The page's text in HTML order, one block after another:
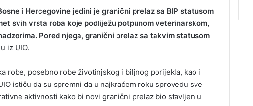
i Hercegovine jedini je granični prelaz sa BIP statusom
svih vrsta roba koje podliježu potpunom veterinarskom,
Pored njega, granični prelaz sa takvim statusom
iz UIO.
robe, posebno robe životinjskog i biljnog porijekla, kao i
ističu da su spremni da u najkraćem roku sprovedu sve
aktivnosti kako bi novi granični prelaz bio stavljen u